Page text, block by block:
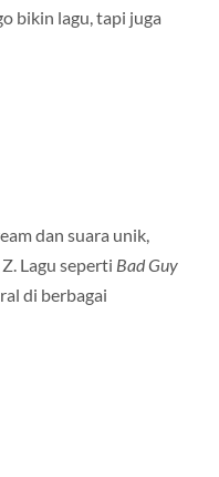
bikin lagu, tapi juga
dan suara unik,
Lagu seperti Bad Guy
di berbagai